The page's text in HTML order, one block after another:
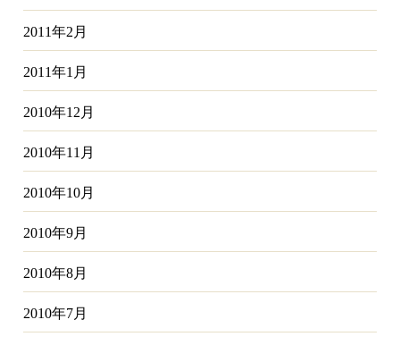
2011年2月
2011年1月
2010年12月
2010年11月
2010年10月
2010年9月
2010年8月
2010年7月